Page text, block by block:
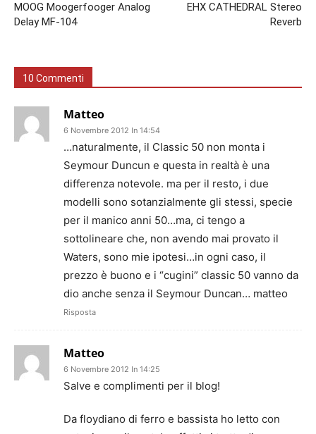
MOOG Moogerfooger Analog
Delay MF-104
EHX CATHEDRAL Stereo
Reverb
10 Commenti
Matteo
6 Novembre 2012 In 14:54
…naturalmente, il Classic 50 non monta i
Seymour Duncun e questa in realtà è una
differenza notevole. ma per il resto, i due
modelli sono sotanzialmente gli stessi, specie
per il manico anni 50…ma, ci tengo a
sottolineare che, non avendo mai provato il
Waters, sono mie ipotesi…in ogni caso, il
prezzo è buono e i “cugini” classic 50 vanno da
dio anche senza il Seymour Duncan… matteo
Risposta
Matteo
6 Novembre 2012 In 14:25
Salve e complimenti per il blog!
Da floydiano di ferro e bassista ho letto con